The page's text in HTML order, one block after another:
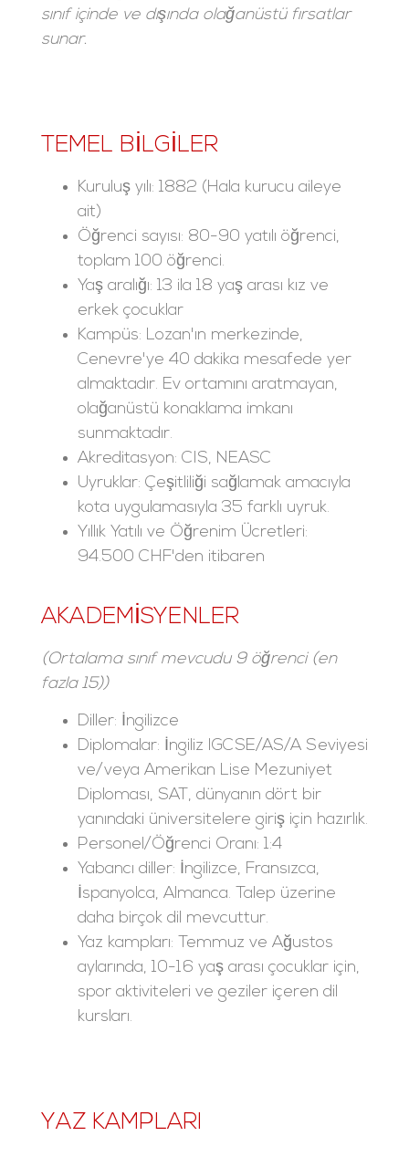
sınıf içinde ve dışında olağanüstü fırsatlar
sunar.
TEMEL BILGILER
Kuruluş yılı: 1882 (Hala kurucu aileye
ait)
Öğrenci sayısı: 80-90 yatılı öğrenci,
toplam 100 öğrenci.
Yaş aralığı: 13 ila 18 yaş arası kız ve
erkek çocuklar
Kampüs: Lozan'ın merkezinde,
Cenevre'ye 40 dakika mesafede yer
almaktadır. Ev ortamını aratmayan,
olağanüstü konaklama imkanı
sunmaktadır.
Akreditasyon: CIS, NEASC
Uyruklar: Çeşitliliği sağlamak amacıyla
kota uygulamasıyla 35 farklı uyruk.
Yıllık Yatılı ve Öğrenim Ücretleri:
94.500 CHF'den itibaren
AKADEMISYENLER
(Ortalama sınıf mevcudu 9 öğrenci (en
fazla 15))
Diller: İngilizce
Diplomalar: İngiliz IGCSE/AS/A Seviyesi
ve/veya Amerikan Lise Mezuniyet
Diploması, SAT, dünyanın dört bir
yanındaki üniversitelere giriş için hazırlık.
Personel/Öğrenci Oranı: 1:4
Yabancı diller: İngilizce, Fransızca,
İspanyolca, Almanca. Talep üzerine
daha birçok dil mevcuttur.
Yaz kampları: Temmuz ve Ağustos
aylarında, 10-16 yaş arası çocuklar için,
spor aktiviteleri ve geziler içeren dil
kursları.
YAZ KAMPLARI